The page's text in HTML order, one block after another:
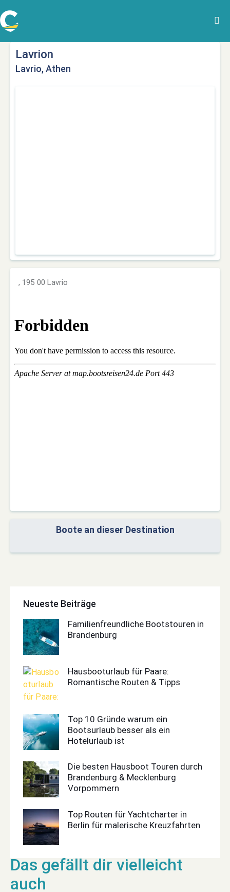
Lavrion
Lavrio, Athen
, 195 00 Lavrio
Boote an dieser Destination
Neueste Beiträge
Familienfreundliche Bootstouren in
Brandenburg
Hausbooturlaub für Paare:
Romantische Routen & Tipps
Top 10 Gründe warum ein
Bootsurlaub besser als ein
Hotelurlaub ist
Die besten Hausboot Touren durch
Brandenburg & Mecklenburg
Vorpommern
Top Routen für Yachtcharter in
Berlin für malerische Kreuzfahrten